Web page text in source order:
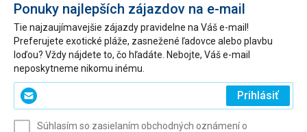
Ponuky najlepších zájazdov na e-mail
Tie najzaujímavejšie zájazdy pravidelne na Váš e-mail!
Preferujete exotické pláže, zasnežené ľadovce alebo plavbu
loďou? Vždy nájdete to, čo hľadáte. Nebojte, Váš e-mail
neposkytneme nikomu inému.
Zadajte
svoj
Prihlásiť
Súhlasím so zasielaním obchodných oznámení o